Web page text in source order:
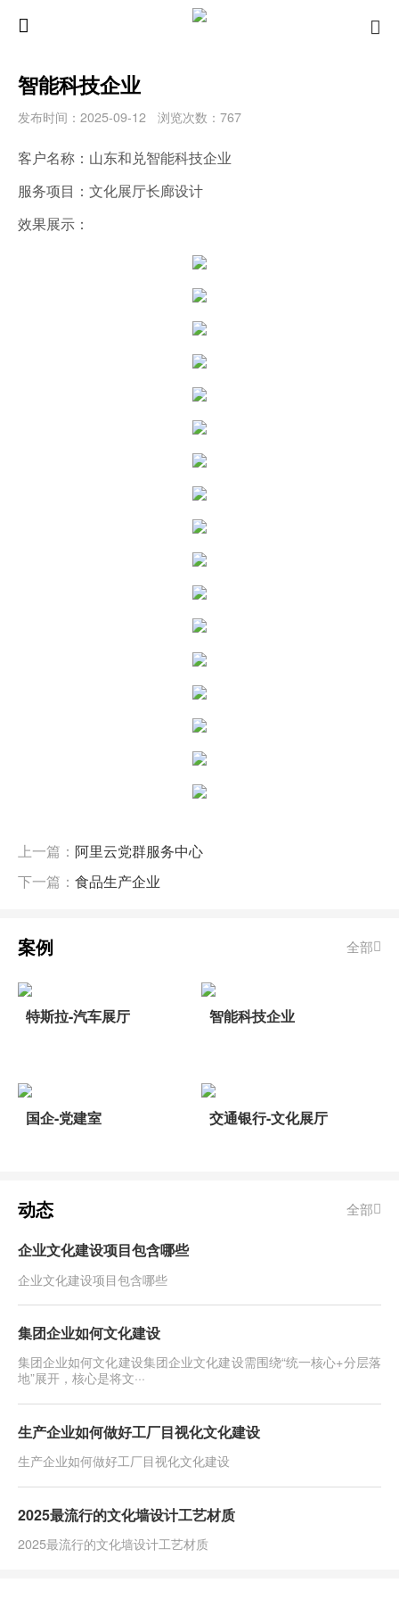
智能科技企业
发布时间：2025-09-12 浏览次数：767
客户名称：山东和兑智能科技企业
服务项目：文化展厅长廊设计
效果展示：
上一篇： 阿里云党群服务中心
下一篇： 食品生产企业
案例 全部
特斯拉-汽车展厅 智能科技企业
国企-党建室 交通银行-文化展厅
动态 全部
企业文化建设项目包含哪些
企业文化建设项目包含哪些
集团企业如何文化建设
集团企业如何文化建设​集团企业文化建设需围绕“统一核心+分层落
地”展开，核心是将文···
生产企业如何做好工厂目视化文化建设
生产企业如何做好工厂目视化文化建设
2025最流行的文化墙设计工艺材质
2025最流行的文化墙设计工艺材质